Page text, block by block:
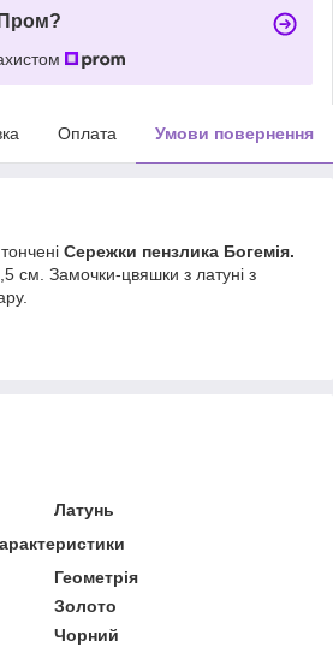
Оплата Умови повернення
Сережки пензлика Богемія.
см. Замочки-цвяшки з латуні з
Латунь
Геометрія
Золото
Чорний